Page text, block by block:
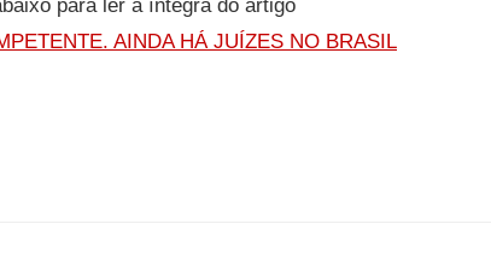
para ler a íntegra do artigo
AINDA HÁ JUÍZES NO BRASIL